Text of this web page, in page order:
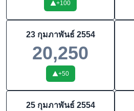
+100
23 กุมภาพันธ์ 2554
20,250
+50
25 กุมภาพันธ์ 2554